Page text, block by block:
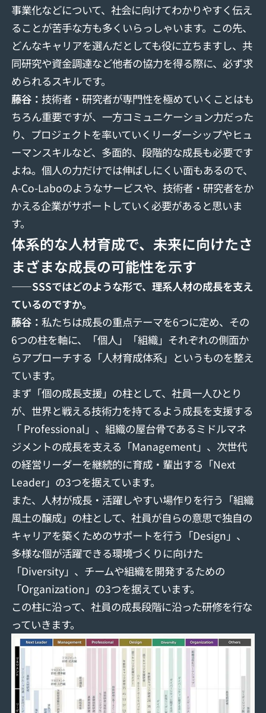
事業化などについて、社会に向けてわかりやすく伝え
ることが苦手な方も多くいらっしゃいます。この先、
どんなキャリアを選んだとしても役に立ちますし、共
同研究や資金調達など他者の協⼒を得る際に、必ず求
められるスキルです。
藤谷：技術者・研究者が専門性を極めていくことはも
ちろん重要ですが、一方コミュニケーション力だった
り、プロジェクトを率いていくリーダーシップやヒュ
ーマンスキルなど、多面的、段階的な成長も必要です
よね。個人の力だけでは伸ばしにくい面もあるので、
A-Co-Laboのようなサービスや、技術者・研究者をか
かえる企業がサポートしていく必要があると思いま
す。
体系的な人材育成で、未来に向けたさ
まざまな成長の可能性を示す
――SSSではどのような形で、理系人材の成長を支え
ているのですか。
藤⾕ ：私たちは成長の重点テーマを6つに定め、その
6つの柱を軸に、「個人」「組織」それぞれの側面か
らアプローチする「人材育成体系」というものを整え
ています。
まず「個の成長支援」の柱として、社員一人ひとり
が、世界と戦える技術力を持てるよう成長を支援する
「 Professional」、組織の屋台骨であるミドルマネ
ジメントの成長を支える「Management」、次世代
の経営リーダーを継続的に育成・輩出する「Next
Leader」の3つを据えています。
また、人材が成長・活躍しやすい場作りを行う「組織
風土の醸成」の柱として、社員が自らの意思で独自の
キャリアを築くためのサポートを行う「Design」、
多様な個が活躍できる環境づくりに向けた
「Diversity」、チームや組織を開発するための
「Organization」の3つを据えています。
この柱に沿って、社員の成長段階に沿った研修を行な
っていきます。